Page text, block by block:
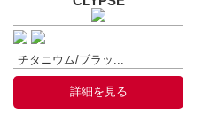
チタニウム/ブラッ...
詳細を見る